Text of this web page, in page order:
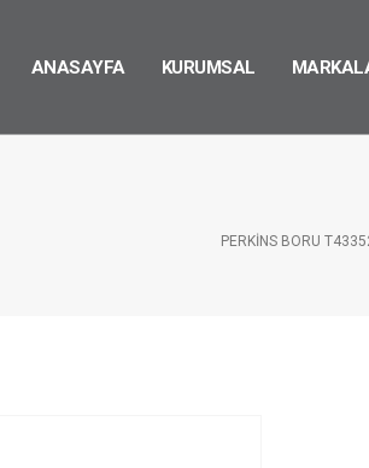
ANASAYFA KURUMSAL
PERKINS BORU